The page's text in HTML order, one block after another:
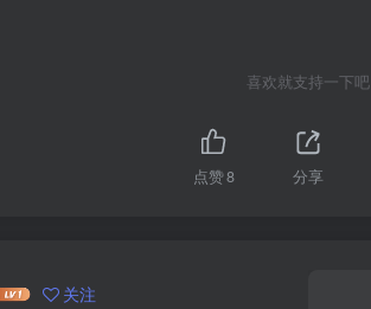
喜欢就支持一下吧
点赞8 分享
关注